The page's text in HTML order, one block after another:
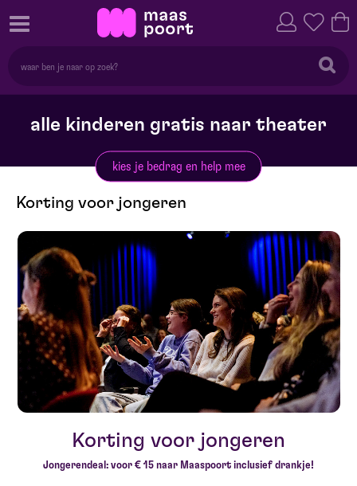
alle kinderen gratis naar theater
kies je bedrag en help mee
Korting voor jongeren
Korting voor jongeren
Jongerendeal: voor € 15 naar Maaspoort inclusief drankje!